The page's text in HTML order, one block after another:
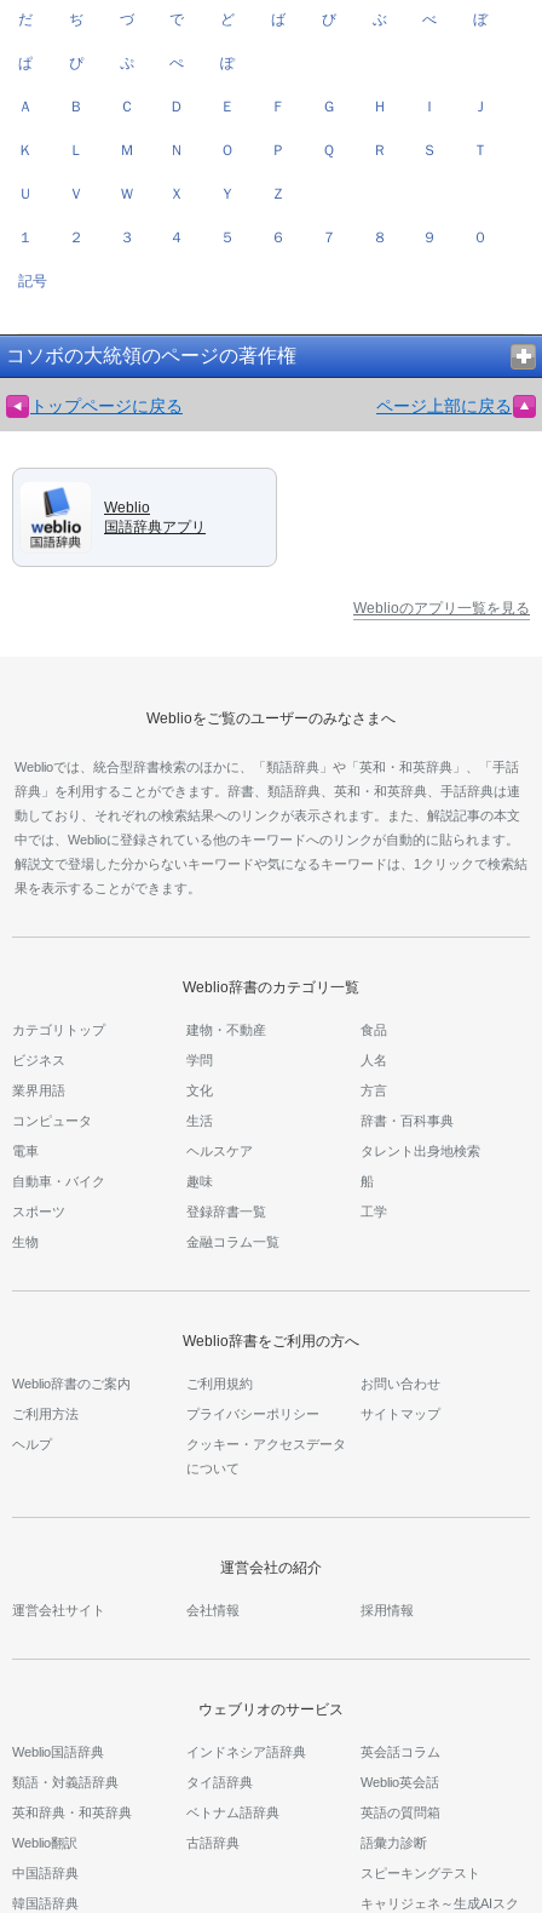
だ ぢ づ で ど ば び ぶ べ ぼ
ぱ ぴ ぷ ぺ ぽ
Ａ Ｂ Ｃ Ｄ Ｅ Ｆ Ｇ Ｈ Ｉ Ｊ
Ｋ Ｌ Ｍ Ｎ Ｏ Ｐ Ｑ Ｒ Ｓ Ｔ
Ｕ Ｖ Ｗ Ｘ Ｙ Ｚ
１ ２ ３ ４ ５ ６ ７ ８ ９ ０
記号
コソボの大統領のページの著作権
トップページに戻る ページ上部に戻る
Weblio
国語辞典アプリ
Weblioのアプリ一覧を見る
Weblioをご覧のユーザーのみなさまへ
Weblioでは、統合型辞書検索のほかに、「類語辞典」や「英和・和英辞典」、「手話
辞典」を利用することができます。辞書、類語辞典、英和・和英辞典、手話辞典は連
動しており、それぞれの検索結果へのリンクが表示されます。また、解説記事の本文
中では、Weblioに登録されている他のキーワードへのリンクが自動的に貼られます。
解説文で登場した分からないキーワードや気になるキーワードは、1クリックで検索結
果を表示することができます。
Weblio辞書のカテゴリ一覧
カテゴリトップ 建物・不動産 食品
ビジネス 学問 人名
業界用語 文化 方言
コンピュータ 生活 辞書・百科事典
電車 ヘルスケア タレント出身地検索
自動車・バイク 趣味 船
スポーツ 登録辞書一覧 工学
生物 金融コラム一覧
Weblio辞書をご利用の方へ
Weblio辞書のご案内 ご利用規約 お問い合わせ
ご利用方法 プライバシーポリシー サイトマップ
ヘルプ
クッキー・アクセスデータ
について
運営会社の紹介
運営会社サイト 会社情報 採用情報
ウェブリオのサービス
Weblio国語辞典
類語・対義語辞典
英和辞典・和英辞典
Weblio翻訳
中国語辞典
韓国語辞典
インドネシア語辞典
タイ語辞典
ベトナム語辞典
古語辞典
英会話コラム
Weblio英会話
英語の質問箱
語彙力診断
スピーキングテスト
キャリジェネ～生成AIスク